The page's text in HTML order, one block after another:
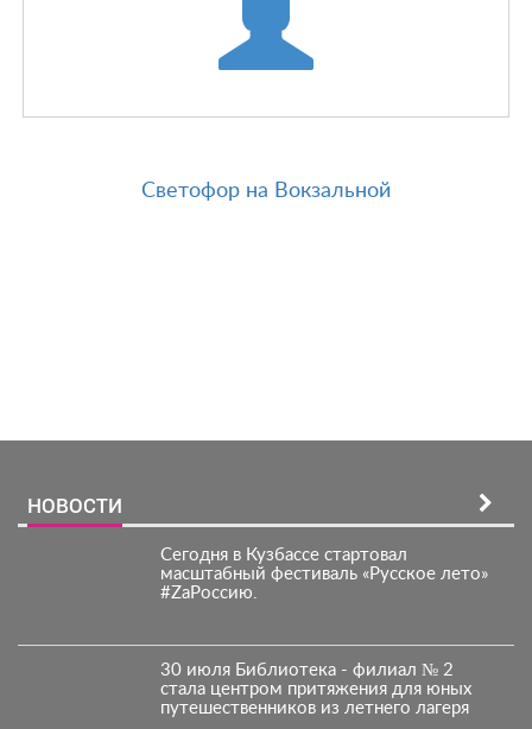
Светофор на Вокзальной
НОВОСТИ
Сегодня в Кузбассе стартовал
масштабный фестиваль «Русское лето»
#ZaРоссию.
30 июля Библиотека - филиал № 2
стала центром притяжения для юных
путешественников из летнего лагеря